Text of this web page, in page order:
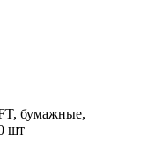
бумажные,
шт